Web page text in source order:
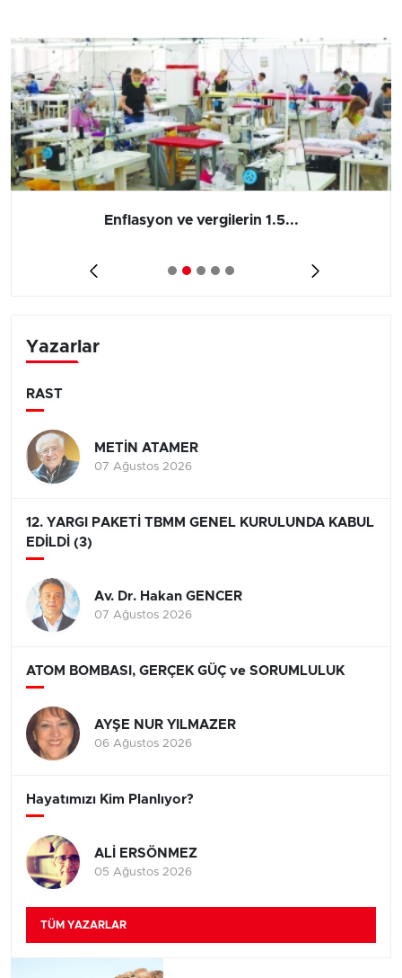
Enflasyon ve vergilerin 1.5...
Yazarlar
RAST
METİN ATAMER
07 Ağustos 2026
12. YARGI PAKETİ TBMM GENEL KURULUNDA KABUL
EDİLDİ (3)
Av. Dr. Hakan GENCER
07 Ağustos 2026
ATOM BOMBASI, GERÇEK GÜÇ ve SORUMLULUK
AYŞE NUR YILMAZER
06 Ağustos 2026
Hayatımızı Kim Planlıyor?
ALİ ERSÖNMEZ
05 Ağustos 2026
TÜM YAZARLAR